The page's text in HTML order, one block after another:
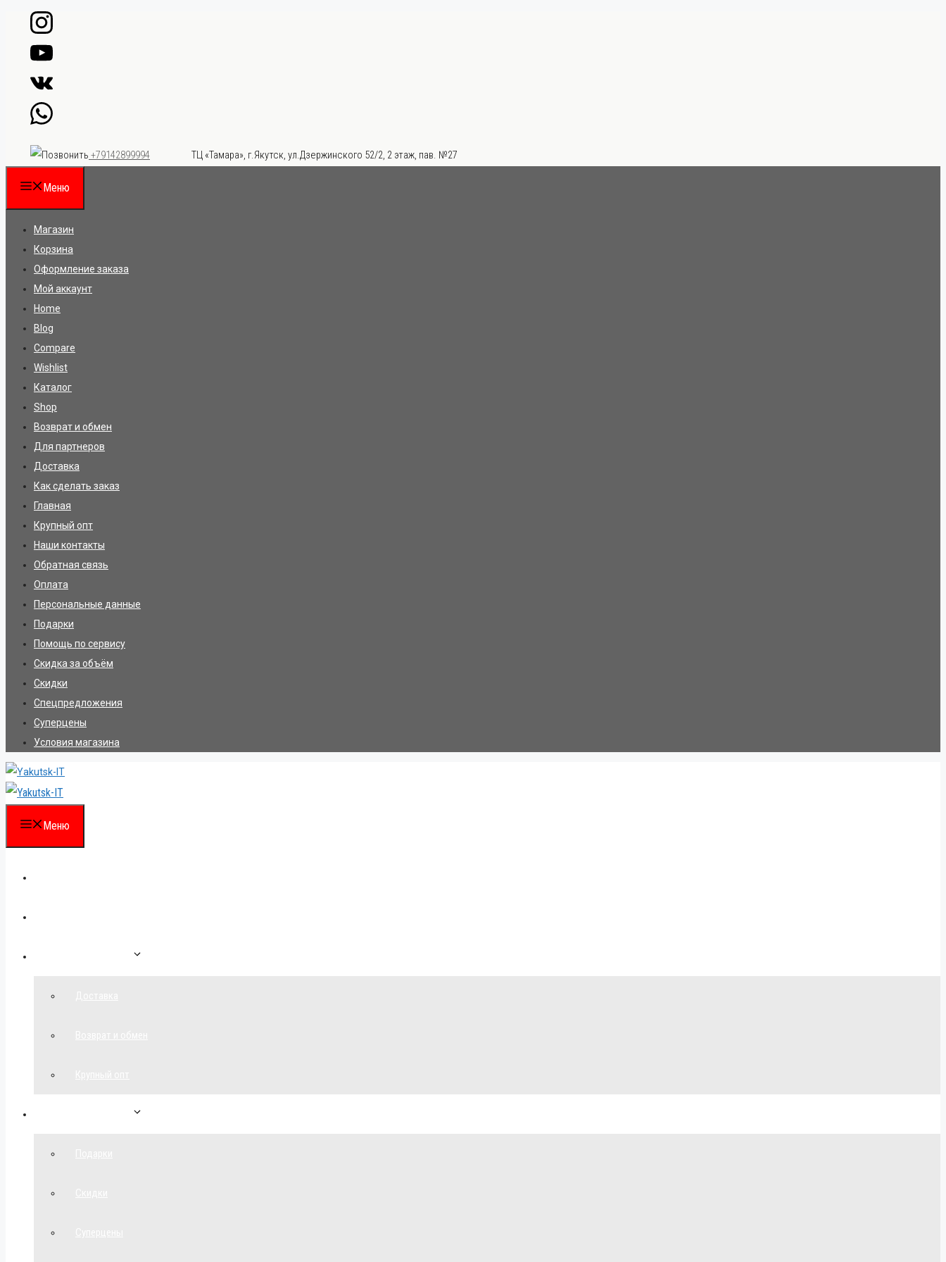
Перейти
содержимому
+79142899994 ТЦ «Тамара», г.Якутск, ул.Дзержинского 52/2, 2 этаж, пав. №27
Меню
Магазин
Корзина
Оформление заказа
Мой аккаунт
Home
Blog
Compare
Wishlist
Каталог
Shop
Возврат и обмен
Для партнеров
Доставка
Как сделать заказ
Главная
Крупный опт
Наши контакты
Обратная связь
Оплата
Персональные данные
Подарки
Помощь по сервису
Скидка за объём
Скидки
Спецпредложения
Суперцены
Условия магазина
Меню